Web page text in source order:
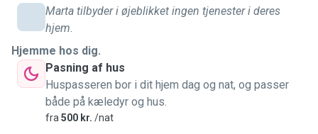
medication to cats, so you can rest assured your pet is in
capable hands.
here to provide pet care services that fit your schedule.
I'm known for being reliable, attentive, and compassionate,
and I treat every pet as if they were my own. Being around
animals is incredibly rewarding, and I'd love to give your pet
the care and attention they deserve while you're away!
Marta tilbyder i øjeblikket ingen tjenester i deres
hjem.
Hjemme hos dig.
Pasning af hus
Huspasseren bor i dit hjem dag og nat, og passer
både på kæledyr og hus.
fra 500 kr. /nat